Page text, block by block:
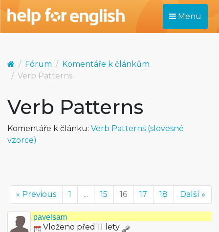
Menu
Fórum
Komentáře k článkům
Verb Patterns
Verb Patterns
Komentáře k článku: Verb Patterns (slovesné
vzorce)
« Previous 1 ... 15 16 17 18 Další »
pavelsam
Vloženo před 11 lety